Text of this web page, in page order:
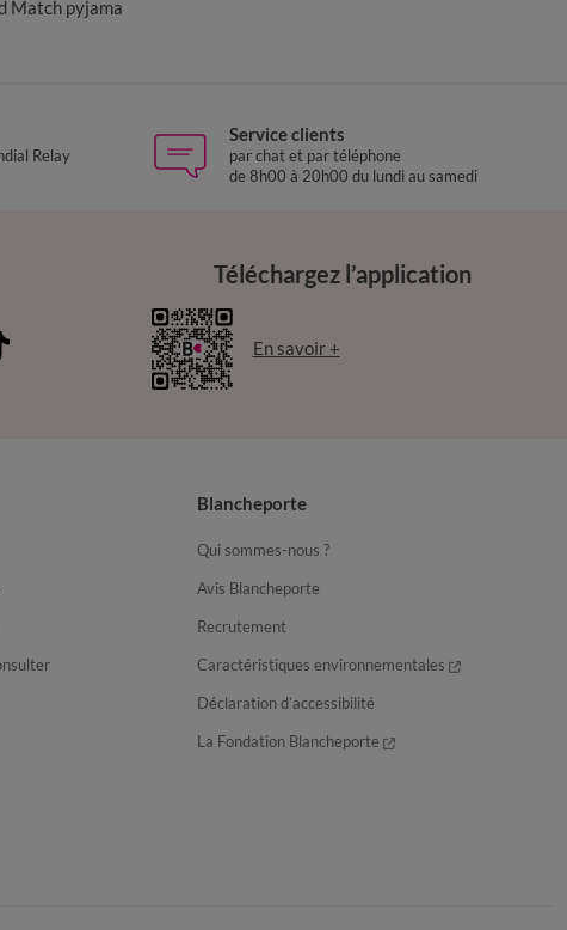
Match pyjama
Relay
Service clients
par chat et par téléphone
de 8h00 à 20h00 du lundi au samedi
Téléchargez l’application
En savoir +
Blancheporte
Qui sommes-nous ?
Avis Blancheporte
Recrutement
Caractéristiques environnementales
Déclaration d’accessibilité
La Fondation Blancheporte